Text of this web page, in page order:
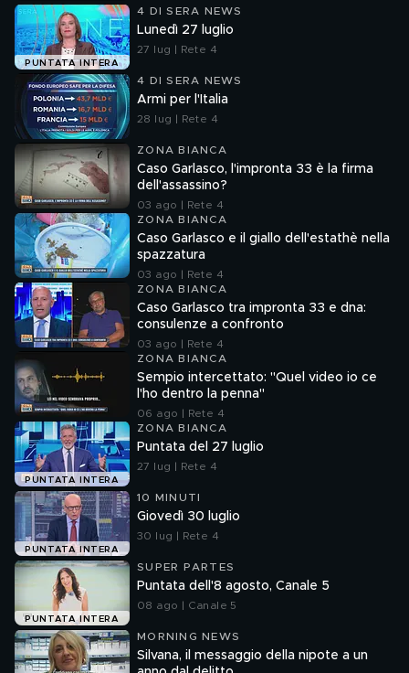
PUNTATA INTERA
4 DI SERA NEWS
Lunedì 27 luglio
27 lug | Rete 4
4 DI SERA NEWS
Armi per l'Italia
28 lug | Rete 4
ZONA BIANCA
Caso Garlasco, l'impronta 33 è la firma
dell'assassino?
03 ago | Rete 4
ZONA BIANCA
Caso Garlasco e il giallo dell'estathè nella
spazzatura
03 ago | Rete 4
ZONA BIANCA
Caso Garlasco tra impronta 33 e dna:
consulenze a confronto
03 ago | Rete 4
ZONA BIANCA
Sempio intercettato: "Quel video io ce
l'ho dentro la penna"
06 ago | Rete 4
PUNTATA INTERA
ZONA BIANCA
Puntata del 27 luglio
27 lug | Rete 4
PUNTATA INTERA
10 MINUTI
Giovedì 30 luglio
30 lug | Rete 4
PUNTATA INTERA
SUPER PARTES
Puntata dell'8 agosto, Canale 5
08 ago | Canale 5
MORNING NEWS
Silvana, il messaggio della nipote a un